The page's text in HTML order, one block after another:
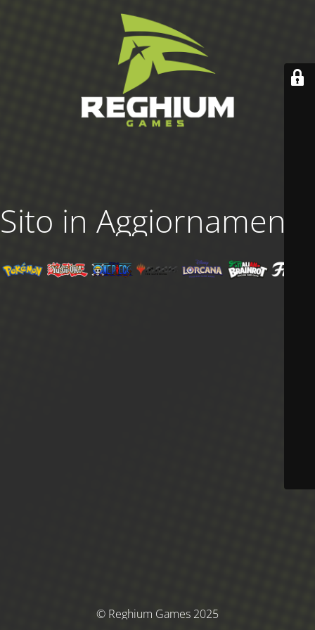
Sito in Aggiornamento
© Reghium Games 2025